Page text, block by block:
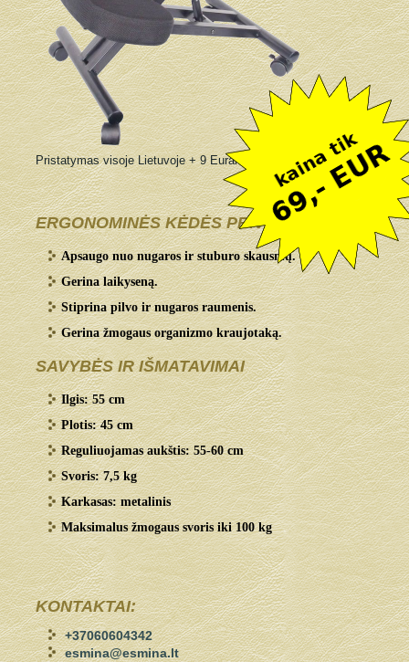
Pristatymas visoje Lietuvoje + 9 Eurai
ERGONOMINĖS KĖDĖS PRIVALUMAI:
Apsaugo nuo nugaros ir stuburo skausmų.
Gerina laikyseną.
Stiprina pilvo ir nugaros raumenis.
Gerina žmogaus organizmo kraujotaką.
SAVYBĖS IR IŠMATAVIMAI
Ilgis: 55 cm
Plotis: 45 cm
Reguliuojamas aukštis: 55-60 cm
Svoris: 7,5 kg
Karkasas: metalinis
Maksimalus žmogaus svoris iki 100 kg
KONTAKTAI:
+37060604342
esmina@esmina.lt